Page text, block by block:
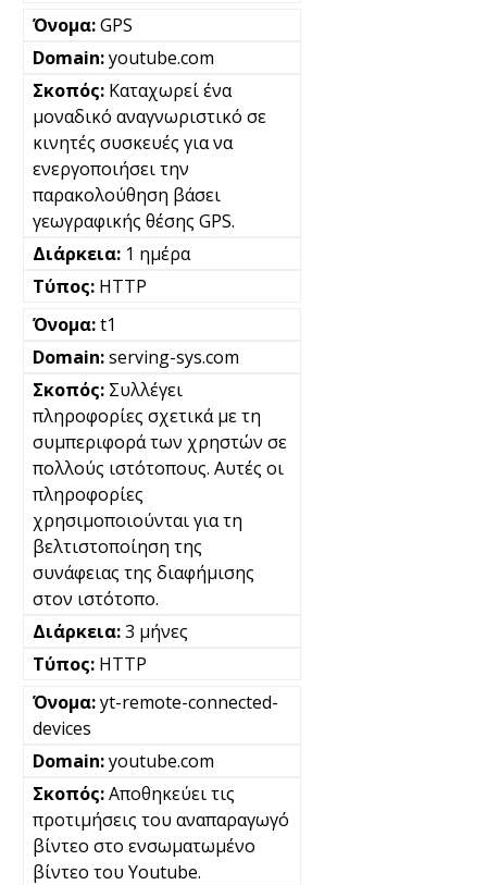
GPS
youtube.com
Καταχωρεί ένα
μοναδικό αναγνωριστικό σε
κινητές συσκευές για να
ενεργοποιήσει την
παρακολούθηση βάσει
γεωγραφικής θέσης GPS.
1 ημέρα
HTTP
t1
serving-sys.com
Συλλέγει
πληροφορίες σχετικά με τη
συμπεριφορά των χρηστών σε
πολλούς ιστότοπους. Αυτές οι
πληροφορίες
χρησιμοποιούνται για τη
βελτιστοποίηση της
συνάφειας της διαφήμισης
στον ιστότοπο.
3 μήνες
HTTP
yt-remote-connected-
devices
youtube.com
Αποθηκεύει τις
προτιμήσεις του αναπαραγωγό
βίντεο στο ενσωματωμένο
βίντεο του Youtube.